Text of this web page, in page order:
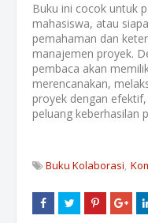
Buku ini cocok untuk
mahasiswa, atau
pemahaman dan
manajemen proyek.
pembaca akan
merencanakan,
proyek dengan
peluang keberhasilan
Buku Kolaborasi